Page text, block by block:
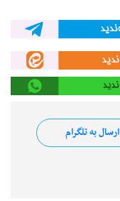
ارسال به تلگرام